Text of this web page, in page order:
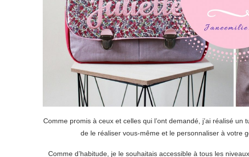
Comme promis à ceux et celles qui l’ont demandé, j’ai réalisé
de le réaliser vous-même et le personnaliser à votre
Comme d’habitude, je le souhaitais accessible à tous les